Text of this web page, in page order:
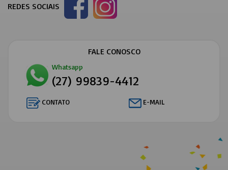
REDES SOCIAIS
FALE CONOSCO
Whatsapp
(27) 99839-4412
CONTATO E-MAIL